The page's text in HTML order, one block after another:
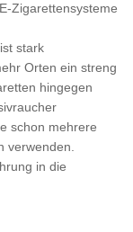
Zigarettensysteme
stark
Orten ein streng
hingegen
schon mehrere
verwenden.
in die